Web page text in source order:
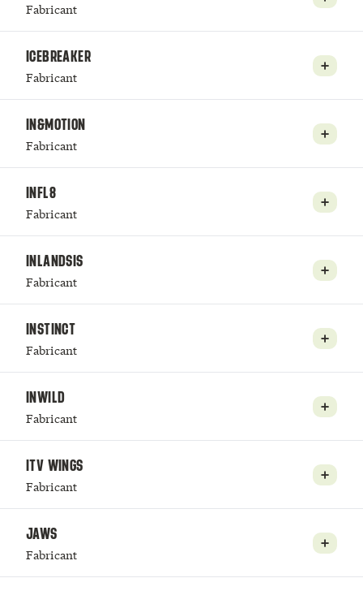
Fabricant
ICEBREAKER
Fabricant
IN&MOTION
Fabricant
INFL8
Fabricant
INLANDSIS
Fabricant
INSTINCT
Fabricant
INWILD
Fabricant
ITV WINGS
Fabricant
JAWS
Fabricant